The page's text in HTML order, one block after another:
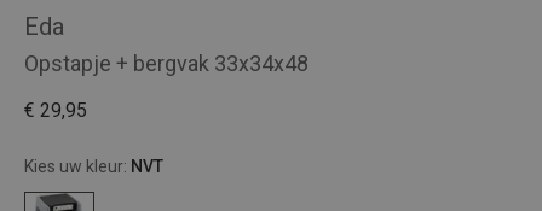
Eda
Opstapje + bergvak 33x34x48
€ 29,95
Kies uw kleur: NVT